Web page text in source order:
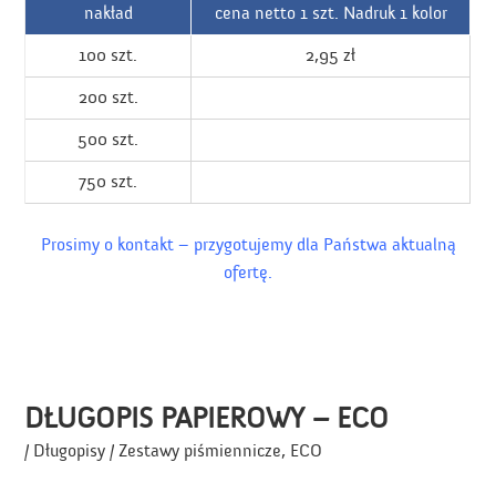
nakład cena netto 1 szt. Nadruk 1 kolor
100 szt. 2,95 zł
200 szt.
500 szt.
750 szt.
Prosimy o kontakt – przygotujemy dla Państwa aktualną
ofertę.
DŁUGOPIS PAPIEROWY – ECO
/ Długopisy / Zestawy piśmiennicze, ECO